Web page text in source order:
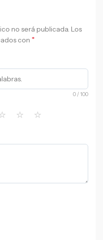
no será publicada. Los
con *
0 / 100
⭐ ⭐